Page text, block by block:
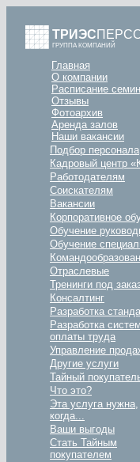
ТРИЭС
ГРУППА КОМПАНИЙ
Главная
О компании
Расписание
Отзывы
Фотоархив
Аренда залов
Наши вакансии
Подбор персонала
Кадровый центр
Работодателям
Соискателям
Вакансии
Корпоративное
Обучение
Обучение
Отраслевые
Тренинги под
Консалтинг
Разработка
Разработка
оплаты труда
Управление
Другие услуги
Тайный
Что это?
Эта услуга нужна,
когда...
Ваши выгоды
Стать Тайным
покупателем